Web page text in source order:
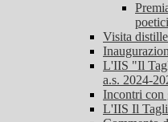
Visita
L'IIS "Il
a.s. 2024-
Incontri con
L'IIS Il